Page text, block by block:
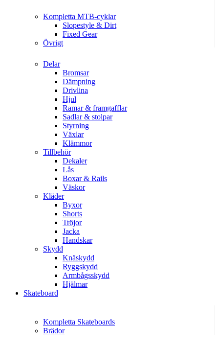
Kompletta MTB-cyklar
Slopestyle & Dirt
Fixed Gear
Övrigt
Delar
Bromsar
Dämpning
Drivlina
Hjul
Ramar & framgafflar
Sadlar & stolpar
Styrning
Växlar
Klämmor
Tillbehör
Dekaler
Lås
Boxar & Rails
Väskor
Kläder
Byxor
Shorts
Tröjor
Jacka
Handskar
Skydd
Knäskydd
Ryggskydd
Armbågsskydd
Hjälmar
Skateboard
Kompletta Skateboards
Brädor